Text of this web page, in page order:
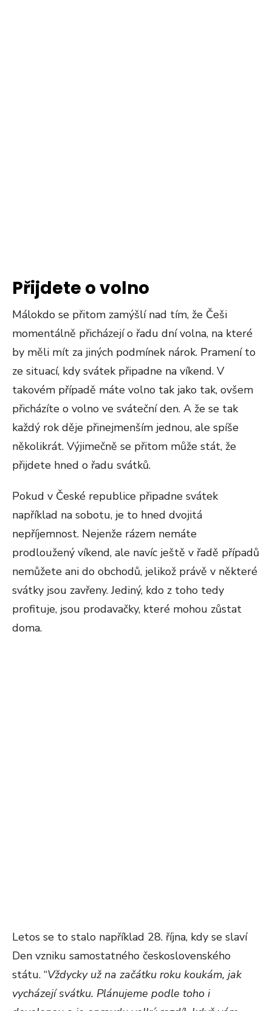
Přijdete o volno
Málokdo se přitom zamýšlí nad tím, že Češi
momentálně přicházejí o řadu dní volna, na které
by měli mít za jiných podmínek nárok. Pramení to
ze situací, kdy svátek připadne na víkend. V
takovém případě máte volno tak jako tak, ovšem
přicházíte o volno ve sváteční den. A že se tak
každý rok děje přinejmenším jednou, ale spíše
několikrát. Výjimečně se přitom může stát, že
přijdete hned o řadu svátků.
Pokud v České republice připadne svátek
například na sobotu, je to hned dvojitá
nepříjemnost. Nejenže rázem nemáte
prodloužený víkend, ale navíc ještě v řadě případů
nemůžete ani do obchodů, jelikož právě v některé
svátky jsou zavřeny. Jediný, kdo z toho tedy
profituje, jsou prodavačky, které mohou zůstat
doma.
Letos se to stalo například 28. října, kdy se slaví
Den vzniku samostatného československého
státu. “Vždycky už na začátku roku koukám, jak
vycházejí svátku. Plánujeme podle toho i